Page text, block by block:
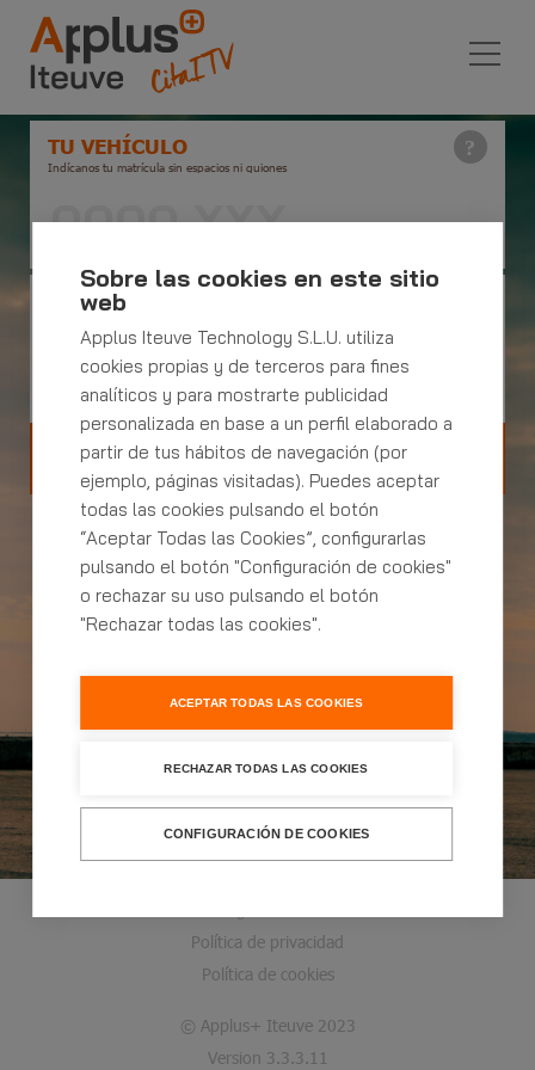
TU VEHÍCULO
Indícanos tu matrícula sin espacios ni guiones
TU EMAIL O TELEFONO
Gestionar mi reserva
Cita Previa ITV
La ITV más fácil con Applus+
Puedes pedir hora al instante con
nuestra cita online
© Applus+ Iteuve 2023
Version 3.3.3.11
Política de privacidad
Política de cookies
Sobre las cookies en este sitio
web
Applus Iteuve Technology S.L.U. utiliza
cookies propias y de terceros para fines
analíticos y para mostrarte publicidad
personalizada en base a un perfil elaborado a
partir de tus hábitos de navegación (por
ejemplo, páginas visitadas). Puedes aceptar
todas las cookies pulsando el botón
“Aceptar Todas las Cookies”, configurarlas
pulsando el botón "Configuración de cookies"
o rechazar su uso pulsando el botón
"Rechazar todas las cookies".
ACEPTAR TODAS LAS COOKIES
RECHAZAR TODAS LAS COOKIES
CONFIGURACIÓN DE COOKIES